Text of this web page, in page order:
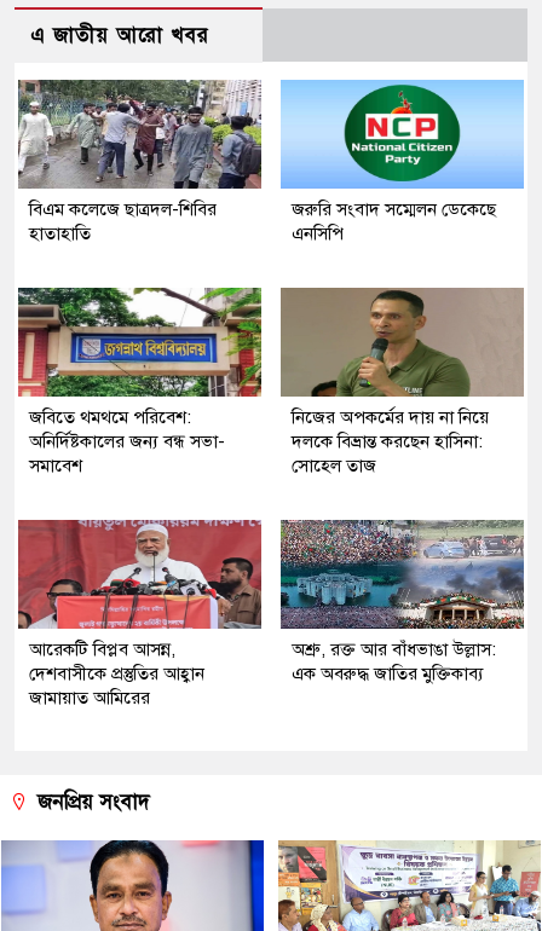
এ জাতীয় আরো খবর
বিএম কলেজে ছাত্রদল-শিবির
হাতাহাতি
জরুরি সংবাদ সম্মেলন ডেকেছে
এনসিপি
জবিতে থমথমে পরিবেশ:
অনির্দিষ্টকালের জন্য বন্ধ সভা-
সমাবেশ
নিজের অপকর্মের দায় না নিয়ে
দলকে বিভ্রান্ত করছেন হাসিনা:
সোহেল তাজ
আরেকটি বিপ্লব আসন্ন,
দেশবাসীকে প্রস্তুতির আহ্বান
জামায়াত আমিরের
অশ্রু, রক্ত আর বাঁধভাঙা উল্লাস:
এক অবরুদ্ধ জাতির মুক্তিকাব্য
জনপ্রিয় সংবাদ